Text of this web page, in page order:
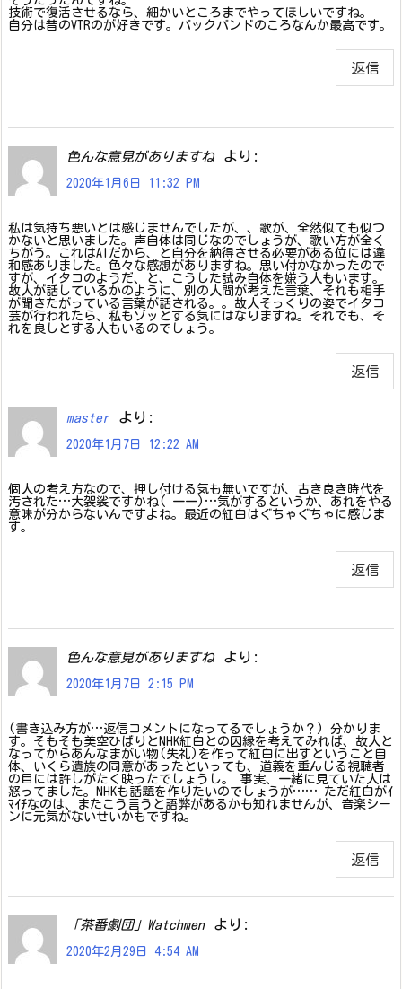
技術で復活させるなら、細かいところまでやってほしいですね。
自分は昔のVTRのが好きです。バックバンドのころなんか最高です。
返信
色んな意見がありますね より:
2020年1月6日 11:32 PM
私は気持ち悪いとは感じませんでしたが、、歌が、全然似ても似つ
かないと思いました。声自体は同じなのでしょうが、歌い方が全く
ちがう。これはAIだから、と自分を納得させる必要がある位には違
和感ありました。色々な感想がありますね。思い付かなかったので
すが、イタコのようだ、と、こうした試み自体を嫌う人もいます。
故人が話しているかのように、別の人間が考えた言葉、それも相手
が聞きたがっている言葉が話される。。故人そっくりの姿でイタコ
芸が行われたら、私もゾッとする気にはなりますね。それでも、そ
れを良しとする人もいるのでしょう。
返信
master より:
2020年1月7日 12:22 AM
個人の考え方なので、押し付ける気も無いですが、古き良き時代を
汚された…大袈裟ですかね( 一一)…気がするというか、あれをやる
意味が分からないんですよね。最近の紅白はぐちゃぐちゃに感じま
す。
返信
色んな意見がありますね より:
2020年1月7日 2:15 PM
(書き込み方が…返信コメントになってるでしょうか？) 分かりま
す。そもそも美空ひばりとNHK紅白との因縁を考えてみれば、故人と
なってからあんなまがい物(失礼)を作って紅白に出すということ自
体、いくら遺族の同意があったといっても、道義を重んじる視聴者
の目には許しがたく映ったでしょうし。 事実、一緒に見ていた人は
怒ってました。NHKも話題を作りたいのでしょうが…… ただ紅白がｲ
ﾏｲﾁなのは、またこう言うと語弊があるかも知れませんが、音楽シー
ンに元気がないせいかもですね。
返信
「茶番劇団」Watchmen より:
2020年2月29日 4:54 AM